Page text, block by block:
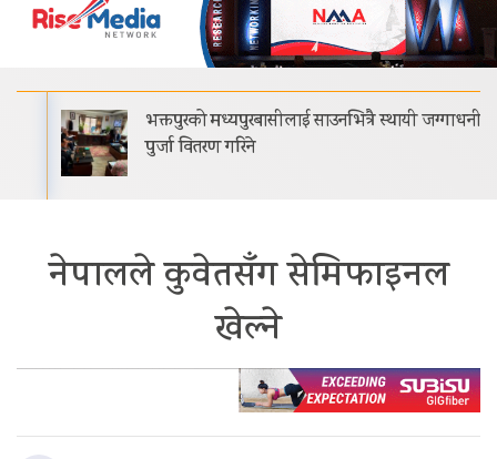
भक्तपुरको मध्यपुरबासीलाई साउनभित्रै स्थायी जग्गाधनी
पुर्जा वितरण गरिने
नेपालले कुवेतसँग सेमिफाइनल
खेल्ने